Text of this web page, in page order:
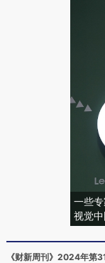
一些
视觉中
《财新周刊》2024年第